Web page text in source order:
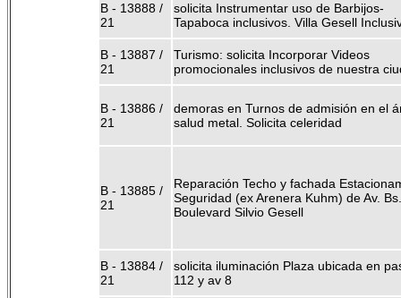
B - 13888 /
21
solicita Instrumentar uso de Barbijos-
Tapaboca inclusivos. Villa Gesell
B - 13887 /
21
Turismo: solicita Incorporar Videos
promocionales inclusivos de nuestra
B - 13886 /
21
demoras en Turnos de admisión en el
salud metal. Solicita celeridad
B - 13885 /
21
Reparación Techo y fachada
Seguridad (ex Arenera Kuhm) de Av.
Boulevard Silvio Gesell
B - 13884 /
21
solicita iluminación Plaza ubicada en
112 y av 8